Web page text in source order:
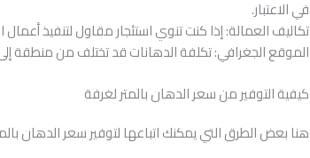
في الاعتبار.
تكاليف العمالة: إذا كنت تنوي استئجار مقاول لتنفيذ
الموقع الجغرافي: تكلفة الدهانات قد تختلف من منطقة
كيفية التوفير من ​​سعر الدهان بالمتر لغرفة
هنا بعض الطرق التي يمكنك اتباعها لتوفير سعر الدهان